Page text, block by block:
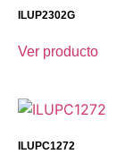
ILUP2302G
Ver producto
ILUPC1272